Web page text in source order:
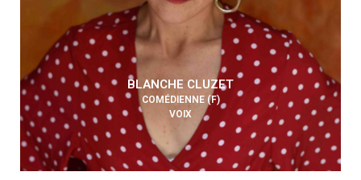
BLANCHE CLUZET
COMÉDIENNE (F)
VOIX